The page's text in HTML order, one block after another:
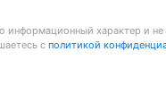
характер и
с политикой